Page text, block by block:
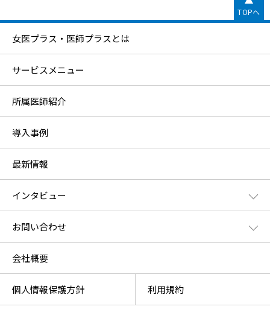
TOPへ
女医プラス・医師プラスとは
サービスメニュー
所属医師紹介
導入事例
最新情報
インタビュー
お問い合わせ
会社概要
個人情報保護方針 利用規約